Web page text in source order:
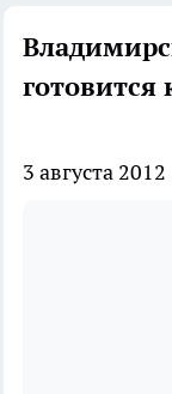
готовится
3 августа 2012